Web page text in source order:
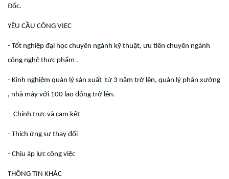
Đốc.
YÊU CẦU CÔNG VIỆC
- Tốt nghiệp đại học chuyên ngành kỹ thuật, ưu tiên chuyên ngành
công nghệ thực phẩm .
- Kinh nghiệm quản lý sản xuất từ 3 năm trở lên, quản lý phân xưởng
, nhà máy với 100 lao động trở lên.
- Chính trực và cam kết
- Thích ứng sự thay đổi
- Chịu áp lực công việc
THÔNG TIN KHÁC